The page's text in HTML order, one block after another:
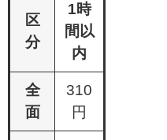
区
分
1時
間以
内
全
面
310
円